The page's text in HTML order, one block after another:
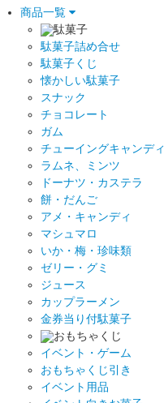
商品一覧
駄菓子
駄菓子詰め合せ
駄菓子くじ
懐かしい駄菓子
スナック
チョコレート
ガム
チューイングキャンディ
ラムネ、ミンツ
ドーナツ・カステラ
餅・だんご
アメ・キャンディ
マシュマロ
いか・梅・珍味類
ゼリー・グミ
ジュース
カップラーメン
金券当り付駄菓子
おもちゃくじ
イベント・ゲーム
おもちゃくじ引き
イベント用品